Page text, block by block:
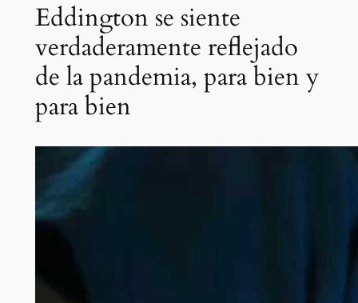
Eddington se siente
verdaderamente reflejado
de la pandemia, para bien y
para bien